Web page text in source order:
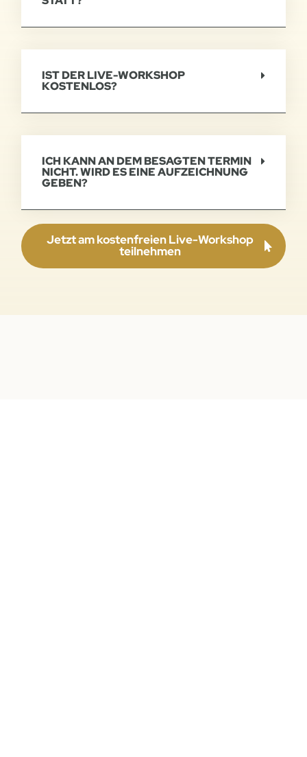
IST DER LIVE-WORKSHOP
KOSTENLOS?
ICH KANN AN DEM BESAGTEN TERMIN
NICHT. WIRD ES EINE AUFZEICHNUNG
GEBEN?
Jetzt am kostenfreien Live-Workshop
teilnehmen